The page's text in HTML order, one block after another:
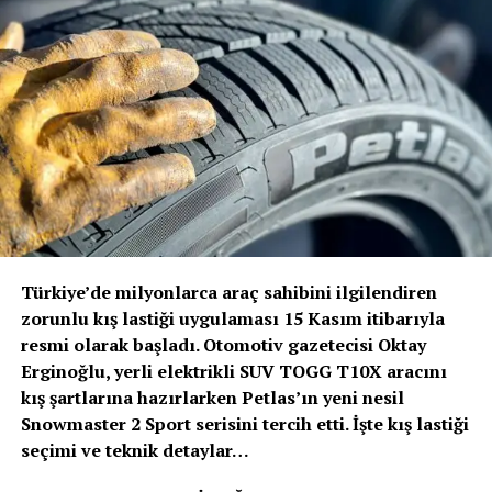
yeteneği sayesinde şehir içi trafik koşullarında
savunmasız yol kullanıcılarının korunmasına katkıda
bulunuyor.
Volvo Trucks Başkanı Roger Alm; “Volvo’nun verdiği
sözde durduğunu bir kez daha kanıtladık. Güvenlik her
zamanki gibi önceliğimiz olmuştur ve olmaya devam
edecektir. Ancak bu, artık duracağımız anlamına
gelmiyor. Sürücülerimizi ve tüm yol kullanıcılarını
korumak için güvenlik alanında öncü olmaya devam
Volvo Trucks, Euro NCAP’in ağır ticari araçlar için ilk
güvenlik değerlendirmesini 2024 yılında başlattığında 5
yıldız alan ilk kamyon üreticisi olmuştu. Euro NCAP’den
5 yıldız almak, kamyonların sürücü desteği ve çarpışma
önleme kriterlerini karşıladığını ve hatta aştığını, sürücü
ile diğer yol kullanıcıları için trafik güvenliğini
Türkiye’de milyonlarca araç sahibini ilgilendiren
zorunlu kış lastiği uygulaması 15 Kasım itibarıyla
resmi olarak başladı. Otomotiv gazetecisi Oktay
Erginoğlu, yerli elektrikli SUV TOGG T10X aracını
kış şartlarına hazırlarken Petlas’ın yeni nesil
Snowmaster 2 Sport serisini tercih etti. İşte kış lastiği
seçimi ve teknik detaylar…